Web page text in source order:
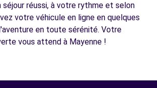
séjour réussi, à votre rythme et selon
votre véhicule en ligne en quelques
en toute sérénité. Votre
vous attend à Mayenne !